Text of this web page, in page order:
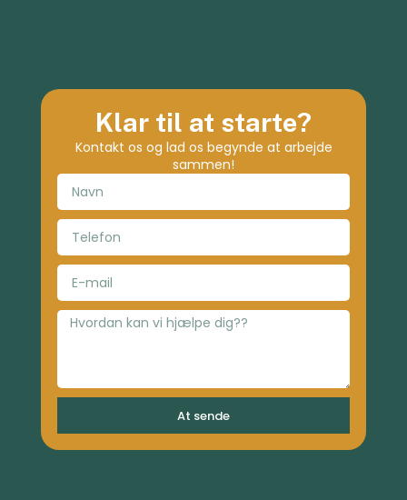
Klar til at starte?
Kontakt os og lad os begynde at arbejde
sammen!
At sende